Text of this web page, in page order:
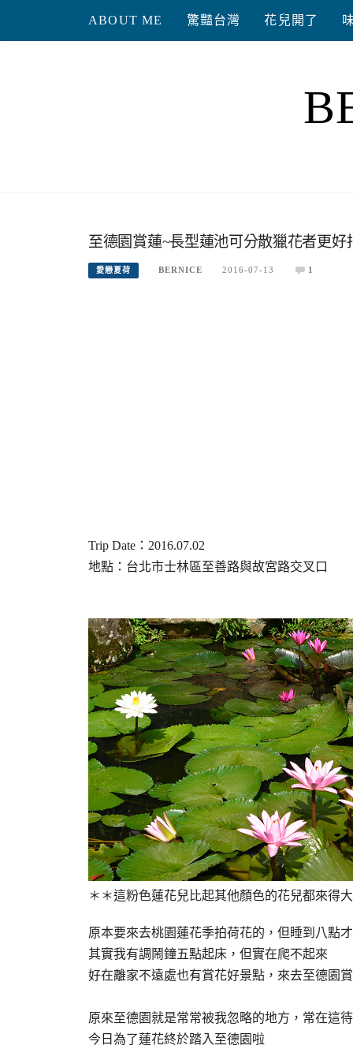
content
ABOUT ME 驚豔台灣 花兒開了
至德園賞蓮~長型蓮池可分散獵花者更好
愛戀夏荷 BERNICE 2016-07-13 1
Trip Date：2016.07.02
地點：台北市士林區至善路與故宮路交叉口
＊＊這粉色蓮花兒比起其他顏色的花兒都來得
原本要來去桃園蓮花季拍荷花的，但睡到八點
其實我有調鬧鐘五點起床，但實在爬不起來
好在離家不遠處也有賞花好景點，來去至德園
原來至德園就是常常被我忽略的地方，常在這
今日為了蓮花終於踏入至德園啦